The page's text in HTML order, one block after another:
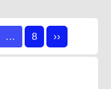
… 8 ››